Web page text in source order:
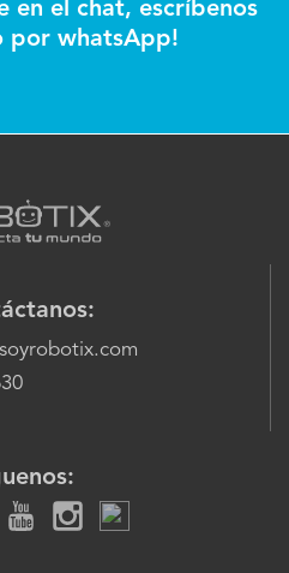
en el chat, escríbenos
por whatsApp!